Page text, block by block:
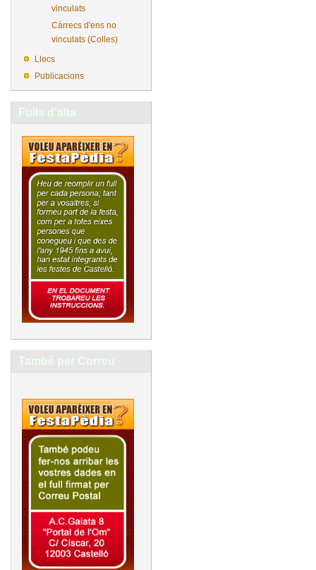
vinculats
Càrrecs d'ens no
vinculats (Colles)
Llocs
Publicacions
Fulls d'alta
També per Correu